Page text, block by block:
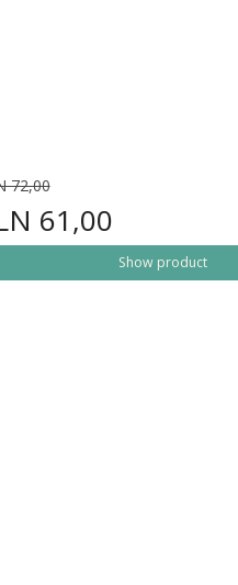
72,00
61,00
Show product